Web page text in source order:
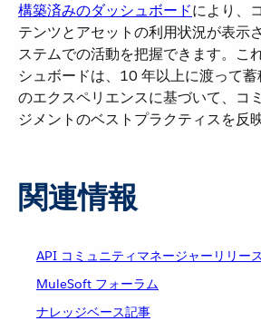
構築済みのダッシュボードにより、
テンツとアセットの利用状況が表示
ステムでの活動を把握できます。こ
シュボードは、10 年以上に渡って
のエクスペリエンスに基づいて、コ
ジメントのベストプラクティスを反
関連情報
API コミュニティマネージャーリリー
MuleSoft フォーラム
ナレッジベース記事